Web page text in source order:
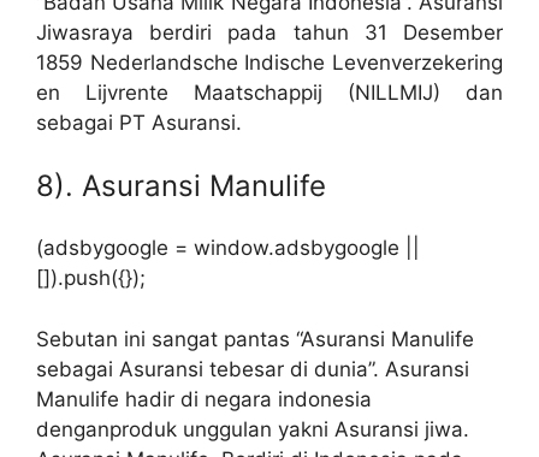
Jiwasraya berdiri pada tahun 31 Desember
1859 Nederlandsche Indische Levenverzekering
en Lijvrente Maatschappij (NILLMIJ) dan
sebagai PT Asuransi.
8). Asuransi Manulife
(adsbygoogle = window.adsbygoogle ||
[]).push({});
Sebutan ini sangat pantas “Asuransi Manulife
sebagai Asuransi tebesar di dunia”. Asuransi
Manulife hadir di negara indonesia
denganproduk unggulan yakni Asuransi jiwa.